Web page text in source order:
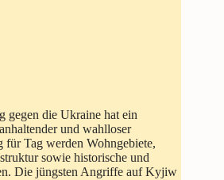
gegen die Ukraine hat ein
und wahlloser
für Tag werden Wohngebiete,
sowie historische und
Die jüngsten Angriffe auf Kyjiw